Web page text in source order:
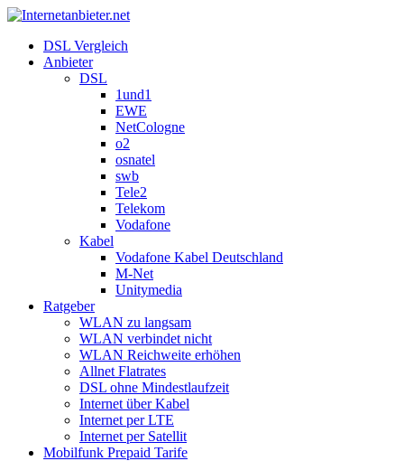
DSL Vergleich
Anbieter
DSL
1und1
EWE
NetCologne
o2
osnatel
swb
Tele2
Telekom
Vodafone
Kabel
Vodafone Kabel Deutschland
M-Net
Unitymedia
Ratgeber
WLAN zu langsam
WLAN verbindet nicht
WLAN Reichweite erhöhen
Allnet Flatrates
DSL ohne Mindestlaufzeit
Internet über Kabel
Internet per LTE
Internet per Satellit
Mobilfunk Prepaid Tarife